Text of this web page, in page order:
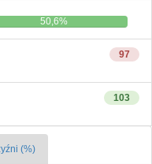
50,6%
97
103
(%)